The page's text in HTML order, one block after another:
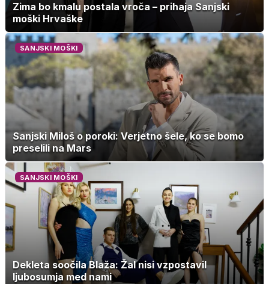
Zima bo kmalu postala vroča – prihaja Sanjski
moški Hrvaške
SANJSKI MOŠKI
Sanjski Miloš o poroki: Verjetno šele, ko se bomo
preselili na Mars
SANJSKI MOŠKI
Dekleta soočila Blaža: Žal nisi vzpostavil
ljubosumja med nami